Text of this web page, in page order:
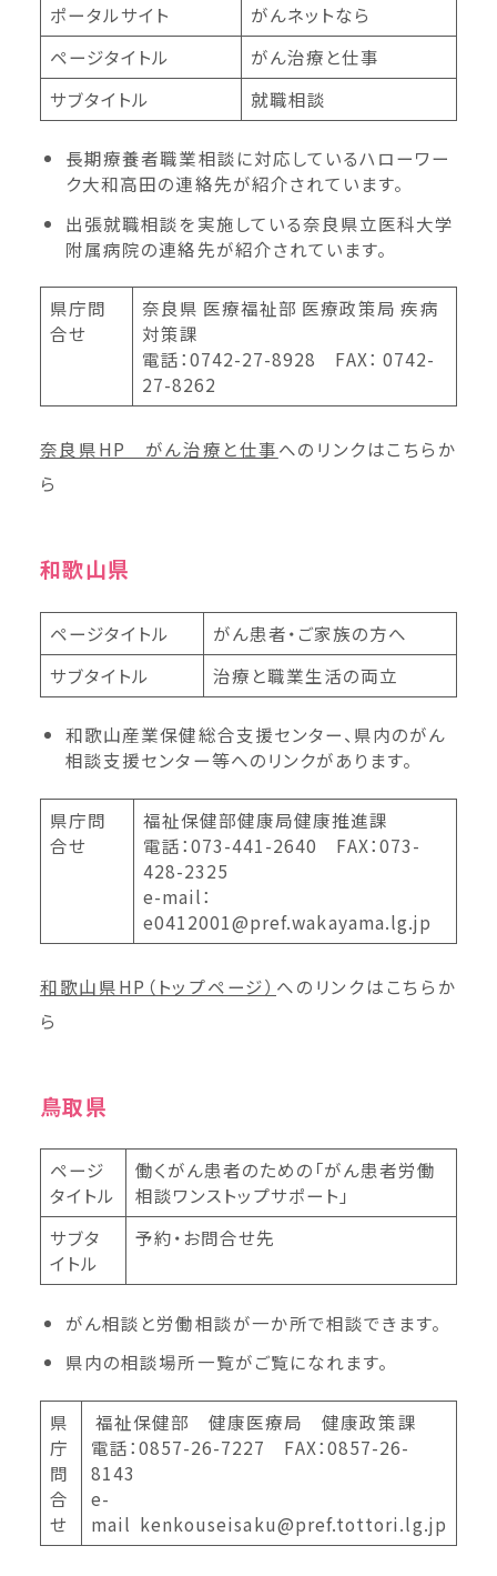
ポータルサイト
がんネットなら
ページタイトル
がん治療と仕事
サブタイトル
就職相談
長期療養者職業相談に対応しているハローワー
ク大和高田の連絡先が紹介されています。
出張就職相談を実施している奈良県立医科大学
附属病院の連絡先が紹介されています。
県庁問
合せ
奈良県 医療福祉部 医療政策局 疾病
対策課
電話：0742-27-8928 FAX： 0742-
27-8262
奈良県HP がん治療と仕事へのリンクはこちら か
ら
和歌山県
ページタイトル
がん患者・ご家族の方へ
サブタイトル
治療と職業生活の両立
和歌山産業保健総合支援センター、県内のがん
相談支援センター等へのリンクがあります。
県庁問
合せ
福祉保健部健康局健康推進課
電話：073-441-2640 FAX：073-
428-2325
e-mail：
e0412001@pref.wakayama.lg.jp
和歌山県HP（トップページ） へのリンクはこちらか
ら
鳥取県
ページ
タイトル
働くがん患者のための「がん患者労働
相談ワンストップサポート」
サブタ
イトル
予約・お問合せ先
がん相談と労働相談が一か所で相談できます。
県内の相談場所一覧がご覧になれます。
県
庁
問
合
せ
福祉保健部 健康医療局 健康政策課
電話：0857-26-7227 FAX：0857-26-
8143
e-
mail kenkouseisaku@pref.tottori.lg.jp